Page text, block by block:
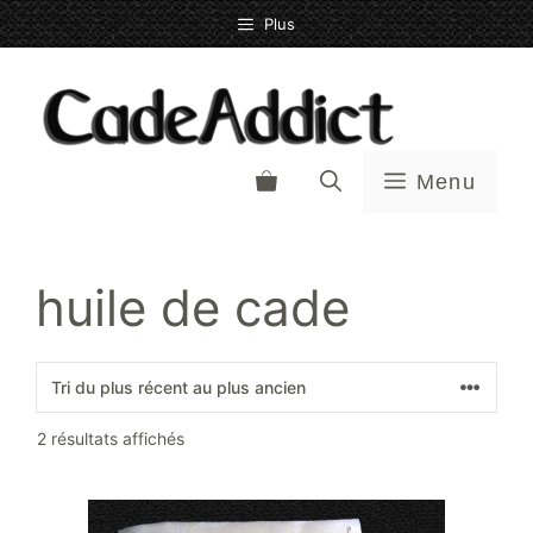
Aller
au
Plus
Menu
huile de cade
2 résultats affichésTrié
récent